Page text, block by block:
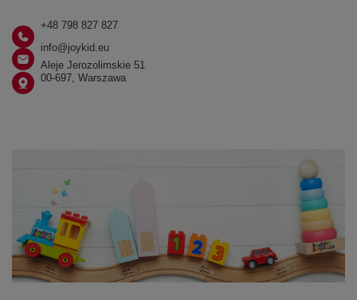
+48 798 827 827
info@joykid.eu
Aleje Jerozolimskie 51
00-697, Warszawa